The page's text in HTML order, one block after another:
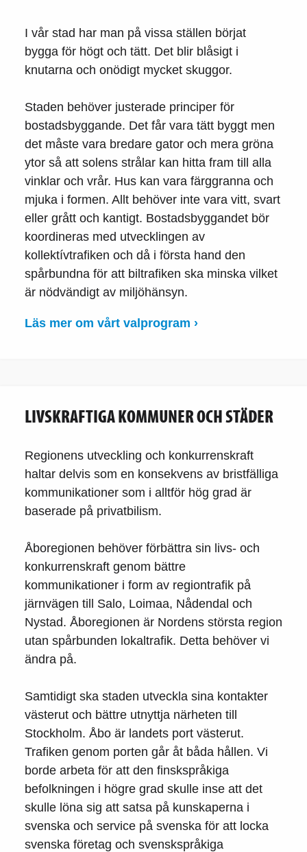
I vår stad har man på vissa ställen börjat
bygga för högt och tätt. Det blir blåsigt i
knutarna och onödigt mycket skuggor.
Staden behöver justerade principer för
bostadsbyggande. Det får vara tätt byggt men
det måste vara bredare gator och mera gröna
ytor så att solens strålar kan hitta fram till alla
vinklar och vrår. Hus kan vara färggranna och
mjuka i formen. Allt behöver inte vara vitt, svart
eller grått och kantigt. Bostadsbyggandet bör
koordineras med utvecklingen av
kollektívtrafiken och då i första hand den
spårbundna för att biltrafiken ska minska vilket
är nödvändigt av miljöhänsyn.
Läs mer om vårt valprogram ›
LIVSKRAFTIGA KOMMUNER OCH STÄDER
Regionens utveckling och konkurrenskraft
haltar delvis som en konsekvens av bristfälliga
kommunikationer som i alltför hög grad är
baserade på privatbilism.
Åboregionen behöver förbättra sin livs- och
konkurrenskraft genom bättre
kommunikationer i form av regiontrafik på
järnvägen till Salo, Loimaa, Nådendal och
Nystad. Åboregionen är Nordens största region
utan spårbunden lokaltrafik. Detta behöver vi
ändra på.
Samtidigt ska staden utveckla sina kontakter
västerut och bättre utnyttja närheten till
Stockholm. Åbo är landets port västerut.
Trafiken genom porten går åt båda hållen. Vi
borde arbeta för att den finskspråkiga
befolkningen i högre grad skulle inse att det
skulle löna sig att satsa på kunskaperna i
svenska och service på svenska för att locka
svenska företag och svenskspråkiga